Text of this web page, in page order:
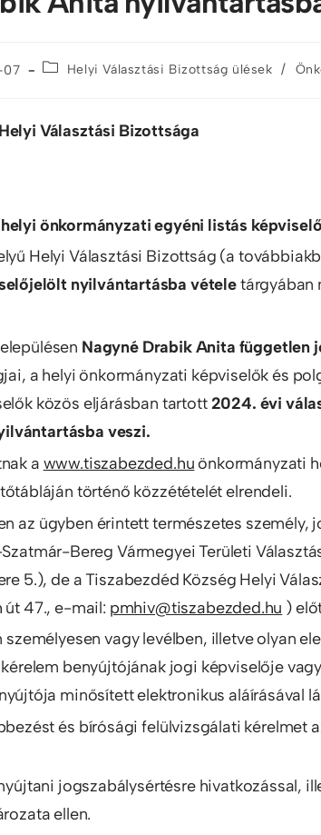
Helyi Választási Bizottság ülések /
Választási Bizottsága
önkormányzati egyéni listás
Helyi Választási Bizottság (a
nyilvántartásba vételetárgyában
Nagyné Drabik Anita független
a helyi önkormányzati képviselők és
közös eljárásban tartott2024. évi
veszi.
a www.tiszabezded.huönkormányzati
történő közzétételét elrendeli.
az ügyben érintett természetes személy,
Bereg Vármegyei Területi
5.), de a Tiszabezdéd Község Helyi
út 47., e-mail: pmhiv@tiszabezded.hu )
vagy levélben, illetve olyan
benyújtójának jogi képviselője
minősített elektronikus aláírásával
és bírósági felülvizsgálati kérelmet
jogszabálysértésre hivatkozással,
ellen.